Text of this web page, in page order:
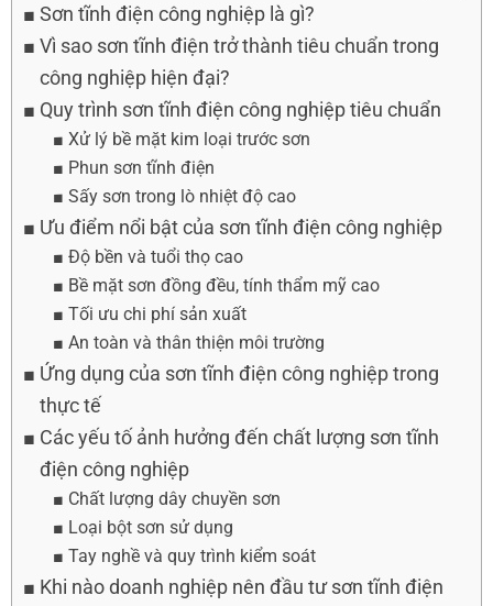
Sơn tĩnh điện công nghiệp là gì?
Vì sao sơn tĩnh điện trở thành tiêu chuẩn trong
công nghiệp hiện đại?
Quy trình sơn tĩnh điện công nghiệp tiêu chuẩn
Xử lý bề mặt kim loại trước sơn
Phun sơn tĩnh điện
Sấy sơn trong lò nhiệt độ cao
Ưu điểm nổi bật của sơn tĩnh điện công nghiệp
Độ bền và tuổi thọ cao
Bề mặt sơn đồng đều, tính thẩm mỹ cao
Tối ưu chi phí sản xuất
An toàn và thân thiện môi trường
Ứng dụng của sơn tĩnh điện công nghiệp trong
thực tế
Các yếu tố ảnh hưởng đến chất lượng sơn tĩnh
điện công nghiệp
Chất lượng dây chuyền sơn
Loại bột sơn sử dụng
Tay nghề và quy trình kiểm soát
Khi nào doanh nghiệp nên đầu tư sơn tĩnh điện